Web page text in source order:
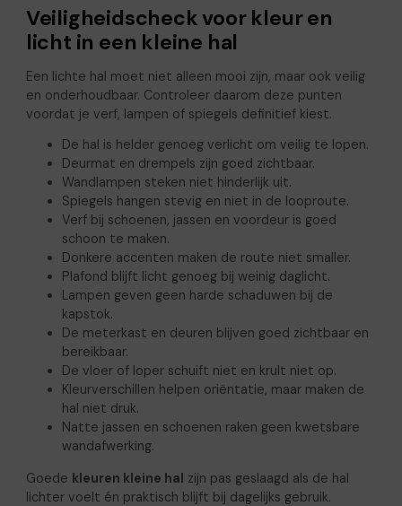
Veiligheidscheck voor kleur en
licht in een kleine hal
Een lichte hal moet niet alleen mooi zijn, maar ook veilig
en onderhoudbaar. Controleer daarom deze punten
voordat je verf, lampen of spiegels definitief kiest.
De hal is helder genoeg verlicht om veilig te lopen.
Deurmat en drempels zijn goed zichtbaar.
Wandlampen steken niet hinderlijk uit.
Spiegels hangen stevig en niet in de looproute.
Verf bij schoenen, jassen en voordeur is goed
schoon te maken.
Donkere accenten maken de route niet smaller.
Plafond blijft licht genoeg bij weinig daglicht.
Lampen geven geen harde schaduwen bij de
kapstok.
De meterkast en deuren blijven goed zichtbaar en
bereikbaar.
De vloer of loper schuift niet en krult niet op.
Kleurverschillen helpen oriëntatie, maar maken de
hal niet druk.
Natte jassen en schoenen raken geen kwetsbare
wandafwerking.
Goede kleuren kleine hal zijn pas geslaagd als de hal
lichter voelt én praktisch blijft bij dagelijks gebruik.